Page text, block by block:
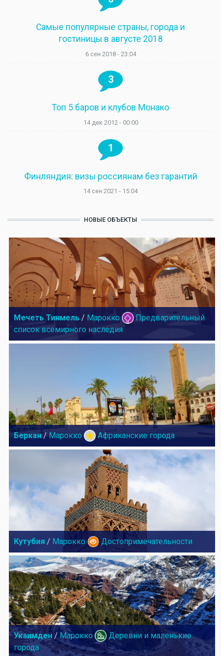
Самые популярные страны, города и
гостиницы в августе 2018
6 сен 2018 - 23:04
3
Топ 5 баров и клубов Монако
14 дек 2012 - 00:00
1
Финляндия: визы россиянам без гарантий
14 сен 2021 - 15:04
НОВЫЕ ОБЪЕКТЫ
Мечеть Тинмель / Марокко
Предварительный
список всемирного наследия
Беркан / Марокко Африканские города
Кутубия / Марокко Достопримечательности
Укаимден/ Марокко
Деревни и маленькие
города